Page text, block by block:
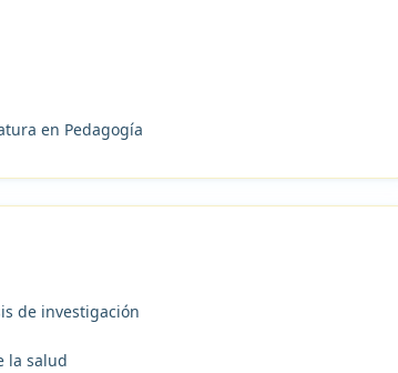
en Pedagogía
de investigación
la salud